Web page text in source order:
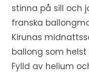
stinna på sill och
franska
Kirunas
ballong som
Fylld av helium